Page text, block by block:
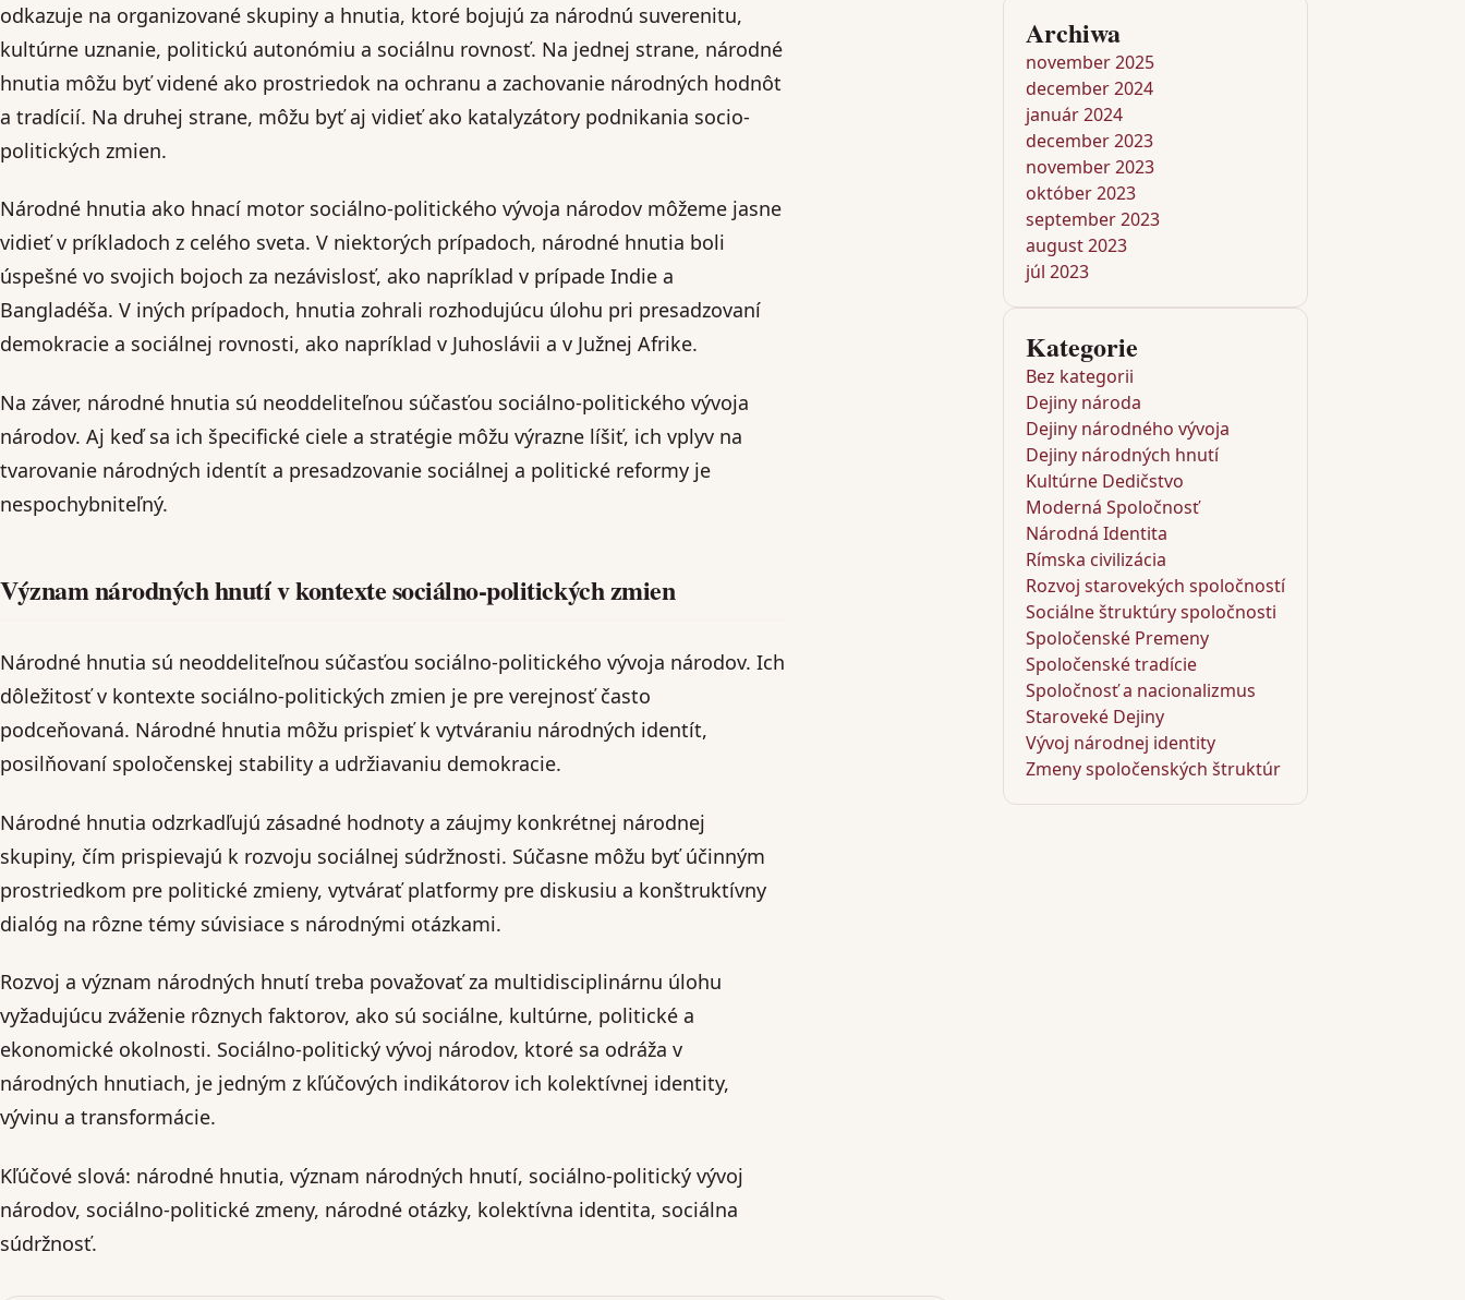
odkazuje na organizované skupiny a hnutia, ktoré bojujú za národnú suverenitu,
kultúrne uznanie, politickú autonómiu a sociálnu rovnosť. Na jednej strane, národné
hnutia môžu byť videné ako prostriedok na ochranu a zachovanie národných hodnôt
a tradícií. Na druhej strane, môžu byť aj vidieť ako katalyzátory podnikania socio-
politických zmien.
Národné hnutia ako hnací motor sociálno-politického vývoja národov môžeme jasne
vidieť v príkladoch z celého sveta. V niektorých prípadoch, národné hnutia boli
úspešné vo svojich bojoch za nezávislosť, ako napríklad v prípade Indie a
Bangladéša. V iných prípadoch, hnutia zohrali rozhodujúcu úlohu pri presadzovaní
demokracie a sociálnej rovnosti, ako napríklad v Juhoslávii a v Južnej Afrike.
Na záver, národné hnutia sú neoddeliteľnou súčasťou sociálno-politického vývoja
národov. Aj keď sa ich špecifické ciele a stratégie môžu výrazne líšiť, ich vplyv na
tvarovanie národných identít a presadzovanie sociálnej a politické reformy je
nespochybniteľný.
Význam národných hnutí v kontexte sociálno-politických zmien
Národné hnutia sú neoddeliteľnou súčasťou sociálno-politického vývoja národov. Ich
dôležitosť v kontexte sociálno-politických zmien je pre verejnosť často
podceňovaná. Národné hnutia môžu prispieť k vytváraniu národných identít,
posilňovaní spoločenskej stability a udržiavaniu demokracie.
Národné hnutia odzrkadľujú zásadné hodnoty a záujmy konkrétnej národnej
skupiny, čím prispievajú k rozvoju sociálnej súdržnosti. Súčasne môžu byť účinným
prostriedkom pre politické zmieny, vytvárať platformy pre diskusiu a konštruktívny
dialóg na rôzne témy súvisiace s národnými otázkami.
Rozvoj a význam národných hnutí treba považovať za multidisciplinárnu úlohu
vyžadujúcu zváženie rôznych faktorov, ako sú sociálne, kultúrne, politické a
ekonomické okolnosti. Sociálno-politický vývoj národov, ktoré sa odráža v
národných hnutiach, je jedným z kľúčových indikátorov ich kolektívnej identity,
vývinu a transformácie.
Kľúčové slová: národné hnutia, význam národných hnutí, sociálno-politický vývoj
národov, sociálno-politické zmeny, národné otázky, kolektívna identita, sociálna
súdržnosť.
Archiwa
november 2025
december 2024
január 2024
december 2023
november 2023
október 2023
september 2023
august 2023
júl 2023
Kategorie
Bez kategorii
Dejiny národa
Dejiny národného vývoja
Dejiny národných hnutí
Kultúrne Dedičstvo
Moderná Spoločnosť
Národná Identita
Rímska civilizácia
Rozvoj starovekých spoločností
Sociálne štruktúry spoločnosti
Spoločenské Premeny
Spoločenské tradície
Spoločnosť a nacionalizmus
Staroveké Dejiny
Vývoj národnej identity
Zmeny spoločenských štruktúr